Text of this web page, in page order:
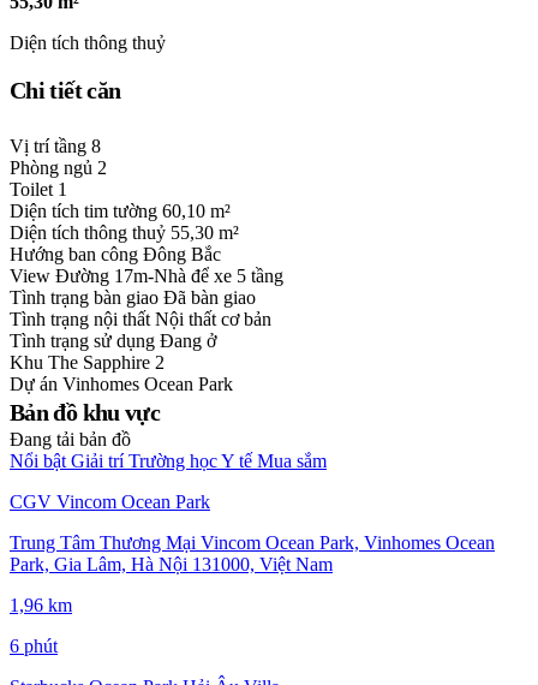
Diện tích thông thuỷ
Chi tiết căn
Vị trí tầng 8
Phòng ngủ 2
Toilet 1
Diện tích tim tường 60,10 m²
Diện tích thông thuỷ 55,30 m²
Hướng ban công Đông Bắc
View Đường 17m-Nhà để xe 5 tầng
Tình trạng bàn giao Đã bàn giao
Tình trạng nội thất Nội thất cơ bản
Tình trạng sử dụng Đang ở
Khu The Sapphire 2
Dự án Vinhomes Ocean Park
Bản đồ khu vực
Đang tải bản đồ
Nổi bật Giải trí Trường họcY tế Mua sắm
CGV Vincom Ocean Park
Trung Tâm Thương Mại Vincom Ocean Park, Vinhomes Ocean
Park, Gia Lâm, Hà Nội 131000, Việt Nam
1,96 km
6 phút